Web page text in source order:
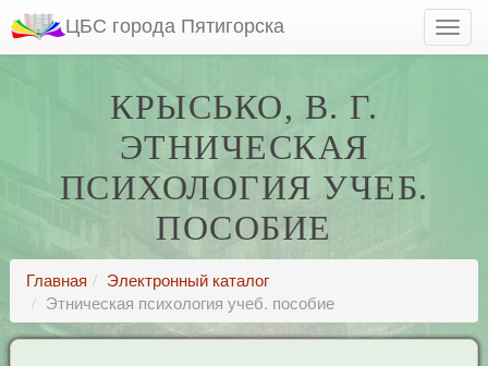
ЦБС города Пятигорска
КРЫСЬКО, В. Г.
ЭТНИЧЕСКАЯ
ПСИХОЛОГИЯ УЧЕБ.
ПОСОБИЕ
Главная
Электронный каталог
Этническая психология учеб. пособие